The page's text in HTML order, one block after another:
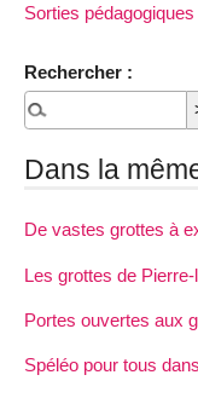
Sorties
Rechercher :
Dans la
De vastes grottes à
Les grottes de
Portes ouvertes aux
Spéléo pour tous